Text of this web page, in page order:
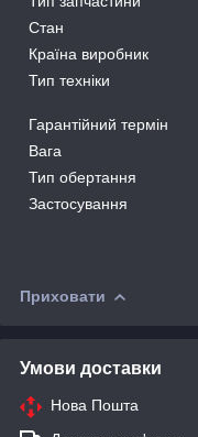
Стан
Країна виробник
Тип техніки
Гарантійний термін
Вага
Тип обертання
Застосування
Приховати
Умови доставки
Нова Пошта